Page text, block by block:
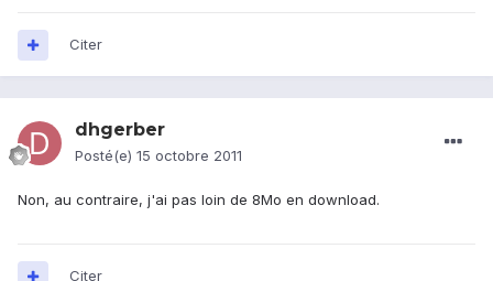
Citer
dhgerber
Posté(e) 15 octobre 2011
Non, au contraire, j'ai pas loin de 8Mo en download.
Citer